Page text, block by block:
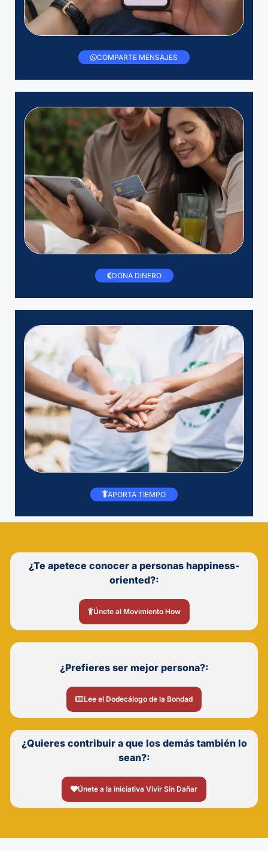
COMPARTE MENSAJES
DONA DINERO
APORTA TIEMPO
¿Te apetece conocer a personas happiness-
oriented?:
Únete al Movimiento How
¿Prefieres ser mejor persona?:
Lee el Dodecálogo de la Bondad
¿Quieres contribuir a que los demás también lo
sean?:
Únete a la iniciativa Vivir Sin Dañar